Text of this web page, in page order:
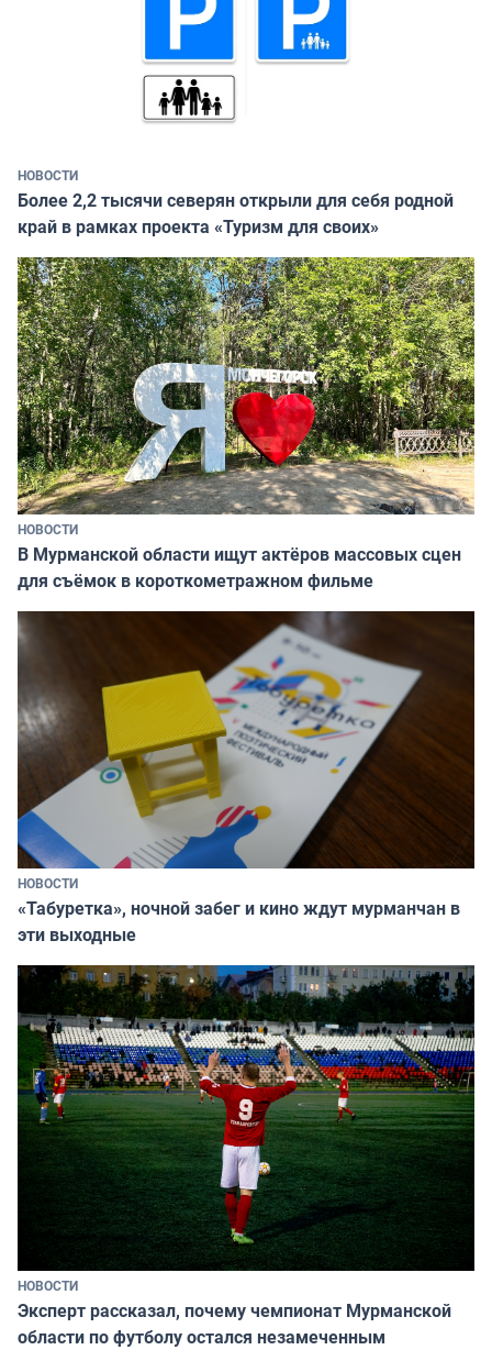
НОВОСТИ
Более 2,2 тысячи северян открыли для себя родной
край в рамках проекта «Туризм для своих»
НОВОСТИ
В Мурманской области ищут актёров массовых сцен
для съёмок в короткометражном фильме
НОВОСТИ
«Табуретка», ночной забег и кино ждут мурманчан в
эти выходные
НОВОСТИ
Эксперт рассказал, почему чемпионат Мурманской
области по футболу остался незамеченным